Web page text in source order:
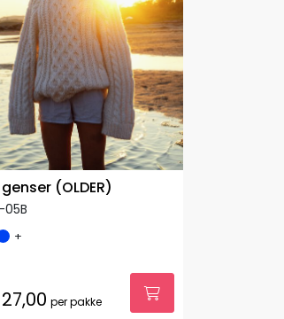
genser (OLDER)
+
per pakke